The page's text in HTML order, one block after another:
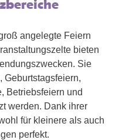
angelegte Feiern
bieten
Sie
Geburtstagsfeiern,
Betriebsfeiern und
werden. Dank ihrer
für kleinere als auch
perfekt.